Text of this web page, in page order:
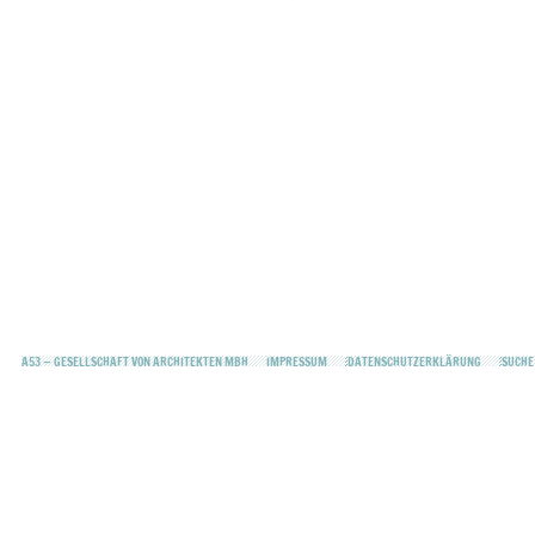
A53 — GESELLSCHAFT VON ARCHITEKTEN MBH IMPRESSUM DATENSCHUTZERKLÄRUNG SUCHE